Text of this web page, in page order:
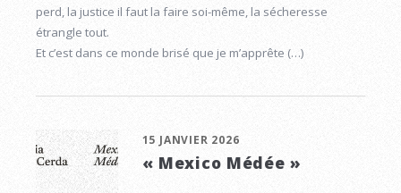
perd, la justice il faut la faire soi-même, la sécheresse
étrangle tout.
Et c’est dans ce monde brisé que je m’apprête (…)
15 JANVIER 2026
« Mexico Médée »